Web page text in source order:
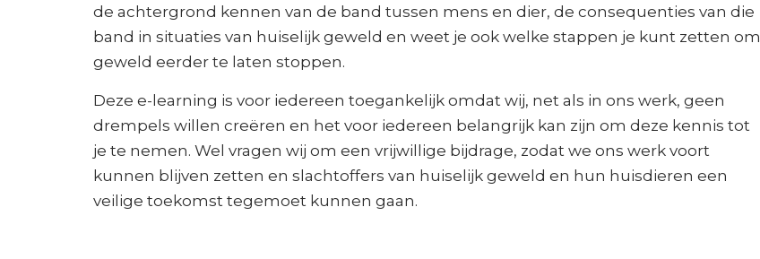
de achtergrond kennen van de band tussen mens en dier, de consequenties van die
band in situaties van huiselijk geweld en weet je ook welke stappen je kunt zetten om
geweld eerder te laten stoppen.
Deze e-learning is voor iedereen toegankelijk omdat wij, net als in ons werk, geen
drempels willen creëren en het voor iedereen belangrijk kan zijn om deze kennis tot
je te nemen. Wel vragen wij om een vrijwillige bijdrage, zodat we ons werk voort
kunnen blijven zetten en slachtoffers van huiselijk geweld en hun huisdieren een
veilige toekomst tegemoet kunnen gaan.